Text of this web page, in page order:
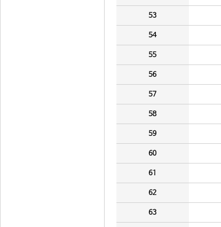
53
54
55
56
57
58
59
60
61
62
63